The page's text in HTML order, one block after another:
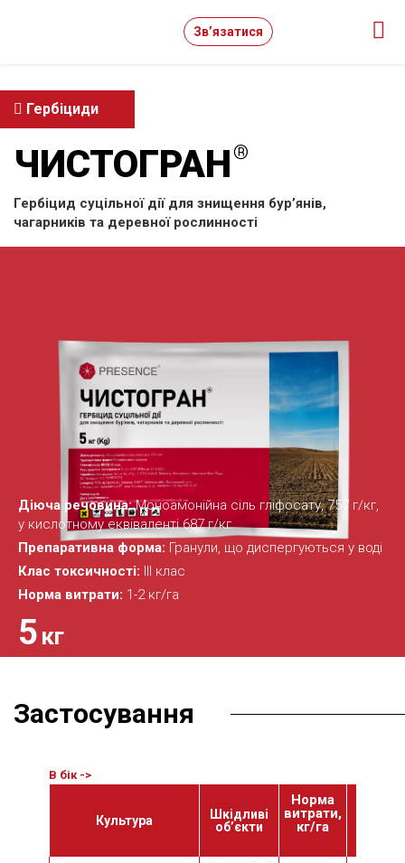
Зв’язатися
Гербіциди
ЧИСТОГРАН
Гербіцид суцільної дії для знищення бур’янів,
чагарників та деревної рослинності
Діюча речовина:Моноамонійна сіль гліфосату, 757 г/кг,
у кислотному еквіваленті 687 г/кг
Препаративна форма: Гранули, що диспергуються у воді
Клас токсичності: ІІІ клас
Норма витрати: 1-2 кг/га
5кг
Застосування
Культура
Шкідливі
об’єкти
Норма
витрати,
кг/га